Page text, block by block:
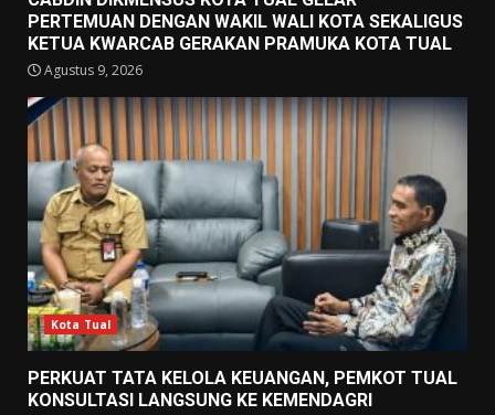
PERTEMUAN DENGAN WAKIL WALI KOTA SEKALIGUS
KETUA KWARCAB GERAKAN PRAMUKA KOTA TUAL
Agustus 9, 2026
Kota Tual
PERKUAT TATA KELOLA KEUANGAN, PEMKOT TUAL
KONSULTASI LANGSUNG KE KEMENDAGRI